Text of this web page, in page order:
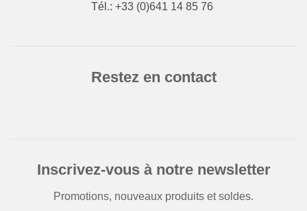
Tél.: +33 (0)641 14 85 76
Restez en contact
Inscrivez-vous à notre newsletter
Promotions, nouveaux produits et soldes.